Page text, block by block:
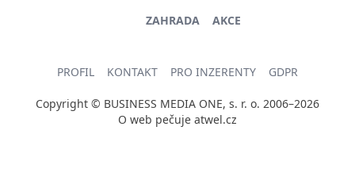
ZAHRADA
AKCE
PROFIL KONTAKT PRO INZERENTY GDPR
Copyright © BUSINESS MEDIA ONE, s. r. o. 2006–2026